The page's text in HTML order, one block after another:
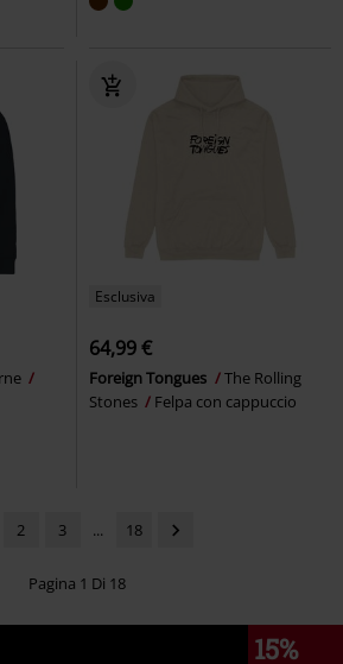
Esclusiva
64,99 €
Foreign Tongues
The Rolling
Stones
Felpa con cappuccio
2 3 ... 18
Pagina 1 Di 18
15%